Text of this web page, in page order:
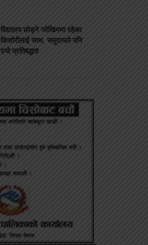
विद्यालय छोड्ने जोखिममा रहेका
किशोरीलाई साथ, समुदायले पनि
गर्‍यो प्रतिबद्धता